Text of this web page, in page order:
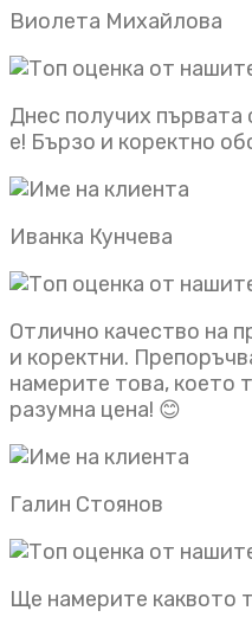
Виолета Михайлова
Днес получих първата
е! Бързо и коректно
Иванка Кунчева
Отлично качество на
и коректни.
намерите това, което
разумна цена! 😊
Галин Стоянов
Ще намерите каквото